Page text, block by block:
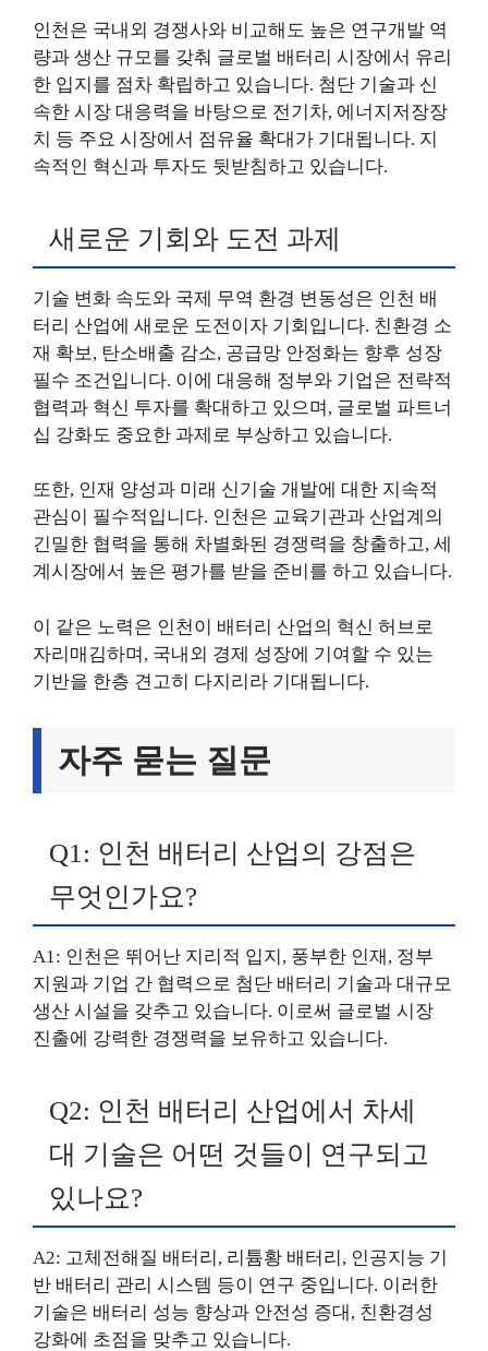
인천은 국내외 경쟁사와 비교해도 높은 연구개발 역
량과 생산 규모를 갖춰 글로벌 배터리 시장에서 유리
한 입지를 점차 확립하고 있습니다. 첨단 기술과 신
속한 시장 대응력을 바탕으로 전기차, 에너지저장장
치 등 주요 시장에서 점유율 확대가 기대됩니다. 지
속적인 혁신과 투자도 뒷받침하고 있습니다.
새로운 기회와 도전 과제
기술 변화 속도와 국제 무역 환경 변동성은 인천 배
터리 산업에 새로운 도전이자 기회입니다. 친환경 소
재 확보, 탄소배출 감소, 공급망 안정화는 향후 성장
필수 조건입니다. 이에 대응해 정부와 기업은 전략적
협력과 혁신 투자를 확대하고 있으며, 글로벌 파트너
십 강화도 중요한 과제로 부상하고 있습니다.
또한, 인재 양성과 미래 신기술 개발에 대한 지속적
관심이 필수적입니다. 인천은 교육기관과 산업계의
긴밀한 협력을 통해 차별화된 경쟁력을 창출하고, 세
계시장에서 높은 평가를 받을 준비를 하고 있습니다.
이 같은 노력은 인천이 배터리 산업의 혁신 허브로
자리매김하며, 국내외 경제 성장에 기여할 수 있는
기반을 한층 견고히 다지리라 기대됩니다.
자주 묻는 질문
Q1: 인천 배터리 산업의 강점은
무엇인가요?
A1: 인천은 뛰어난 지리적 입지, 풍부한 인재, 정부
지원과 기업 간 협력으로 첨단 배터리 기술과 대규모
생산 시설을 갖추고 있습니다. 이로써 글로벌 시장
진출에 강력한 경쟁력을 보유하고 있습니다.
Q2: 인천 배터리 산업에서 차세
대 기술은 어떤 것들이 연구되고
있나요?
A2: 고체전해질 배터리, 리튬황 배터리, 인공지능 기
반 배터리 관리 시스템 등이 연구 중입니다. 이러한
기술은 배터리 성능 향상과 안전성 증대, 친환경성
강화에 초점을 맞추고 있습니다.